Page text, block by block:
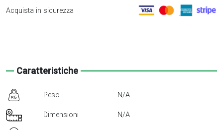
palo
Acquista in sicurezza
Caratteristiche
Peso N/A
Dimensioni N/A